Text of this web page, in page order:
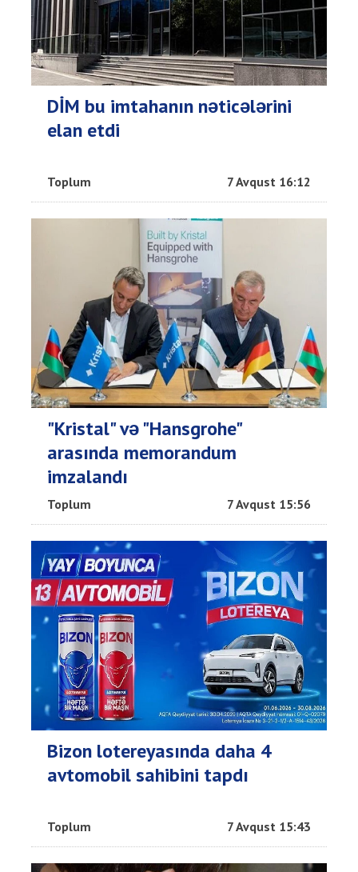
DİM bu imtahanın nəticələrini
elan etdi
Toplum 7 Avqust 16:12
"Kristal" və "Hansgrohe"
arasında memorandum
imzalandı
Toplum 7 Avqust 15:56
Bizon lotereyasında daha 4
avtomobil sahibini tapdı
Toplum 7 Avqust 15:43